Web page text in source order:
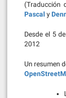
(Traducción
Pascal y
Desde el 5
2012
Un resumen